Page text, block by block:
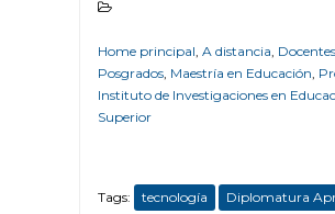
Home principal A distancia Docentes
Posgrados Maestría en Educación
Instituto de Investigaciones en
Superior
Tags: tecnología Diplomatura